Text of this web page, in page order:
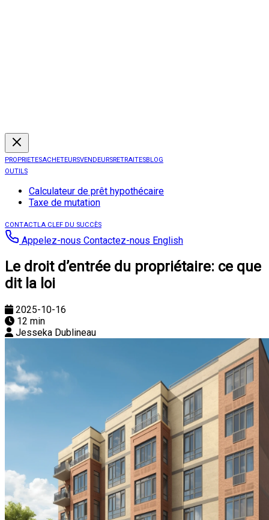
PROPRIETESACHETEURSVENDEURSRETRAITESBLOG
OUTILS
Calculateur de prêt hypothécaire
Taxe de mutation
CONTACTLA CLEF DU SUCCÈS
Appelez-nous Contactez-nous English
Le droit d’entrée du propriétaire: ce que
dit la loi
2025-10-16
12 min
Jesseka Dublineau